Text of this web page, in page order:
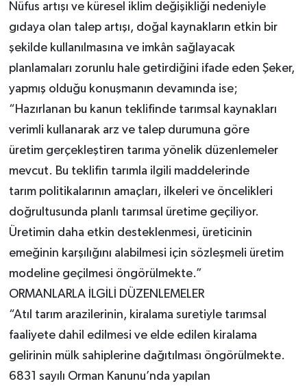
Nüfus artışı ve küresel iklim değişikliği nedeniyle
gıdaya olan talep artışı, doğal kaynakların etkin bir
şekilde kullanılmasına ve imkân sağlayacak
planlamaları zorunlu hale getirdiğini ifade eden Şeker,
yapmış olduğu konuşmanın devamında ise;
“Hazırlanan bu kanun teklifinde tarımsal kaynakları
verimli kullanarak arz ve talep durumuna göre
üretim gerçekleştiren tarıma yönelik düzenlemeler
mevcut. Bu teklifin tarımla ilgili maddelerinde
tarım politikalarının amaçları, ilkeleri ve öncelikleri
doğrultusunda planlı tarımsal üretime geçiliyor.
Üretimin daha etkin desteklenmesi, üreticinin
emeğinin karşılığını alabilmesi için sözleşmeli üretim
modeline geçilmesi öngörülmekte.”
ORMANLARLA İLGİLİ DÜZENLEMELER
“Atıl tarım arazilerinin, kiralama suretiyle tarımsal
faaliyete dahil edilmesi ve elde edilen kiralama
gelirinin mülk sahiplerine dağıtılması öngörülmekte.
6831 sayılı Orman Kanunu’nda yapılan